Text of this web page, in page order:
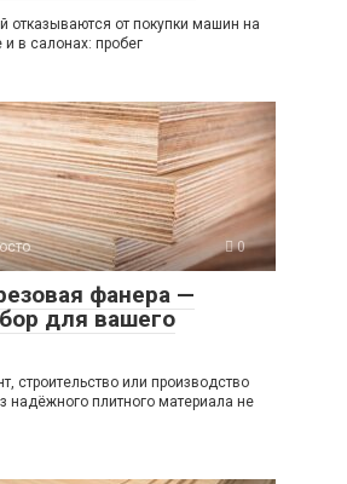
отказываются от покупки машин на
и в салонах: пробег
0
фанера —
для вашего
строительство или производство
надёжного плитного материала не